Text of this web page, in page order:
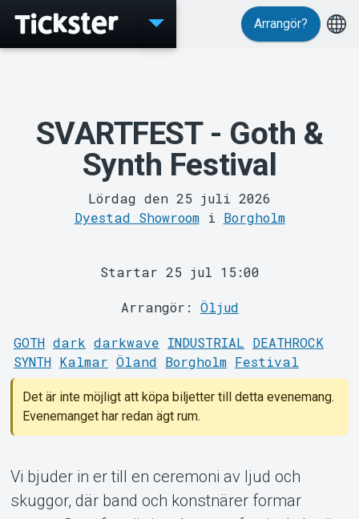
Evenemang
MyTickster
Arrangör?
SVARTFEST - Goth &
Synth Festival
Lördag den 25 juli 2026
Dyestad Showroomi Borgholm
Startar 25 jul 15:00
Arrangör: Öljud
GOTH dark darkwave INDUSTRIAL DEATHROCK
SYNTH Kalmar Öland Borgholm Festival
Det är inte möjligt att köpa biljetter till detta evenemang.
Evenemanget har redan ägt rum.
Vi bjuder in er till en ceremoni av ljud och
skuggor, där band och konstnärer formar